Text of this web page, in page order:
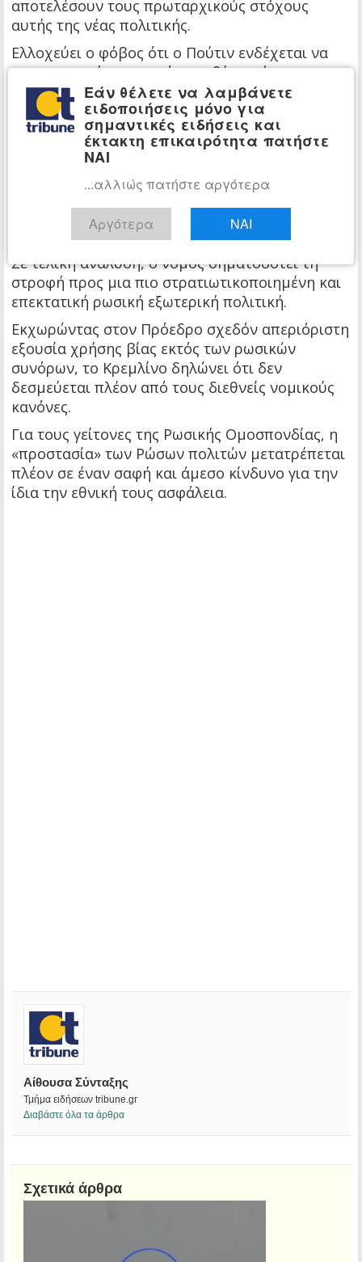
αποτελέσουν τους πρωταρχικούς στόχους
αυτής της νέας πολιτικής.
Ελλοχεύει ο φόβος ότι ο Πούτιν ενδέχεται να
χρησιμοποιήσει τα επόμενα δύο χρόνια για να
δοκιμάσει τη δέσμευση του ΝΑΤΟ για συλλογική
άμυνα, την ώρα που οι Ηνωμένες Πολιτείες
είναι απορροφημένες από τον πόλεμο στο Ιράν.
Με τον νέο νόμο σε ισχύ, οποιαδήποτε
δευτερεύουσα νομική διαμάχη με εμπλοκή
Ρώσου υπηκόου σε μια πόλη της Βαλτικής θα
μπορούσε να χρησιμεύσει ως πρόσχημα για μια
εντοπισμένη στρατιωτική επέμβαση.
Σε τελική ανάλυση, ο νόμος σηματοδοτεί τη
στροφή προς μια πιο στρατιωτικοποιημένη και
επεκτατική ρωσική εξωτερική πολιτική.
Εκχωρώντας στον Πρόεδρο σχεδόν απεριόριστη
εξουσία χρήσης βίας εκτός των ρωσικών
συνόρων, το Κρεμλίνο δηλώνει ότι δεν
δεσμεύεται πλέον από τους διεθνείς νομικούς
κανόνες.
Για τους γείτονες της Ρωσικής Ομοσπονδίας, η
«προστασία» των Ρώσων πολιτών μετατρέπεται
πλέον σε έναν σαφή και άμεσο κίνδυνο για την
ίδια την εθνική τους ασφάλεια.
Αίθουσα Σύνταξης
Τμήμα ειδήσεων tribune.gr
Διαβάστε όλα τα άρθρα
Σχετικά άρθρα
Εάν θέλετε να λαμβάνετε
ειδοποιήσεις μόνο για
σημαντικές ειδήσεις και
έκτακτη επικαιρότητα πατήστε
ΝΑΙ
...αλλιώς πατήστε αργότερα
Αργότερα ΝΑΙ